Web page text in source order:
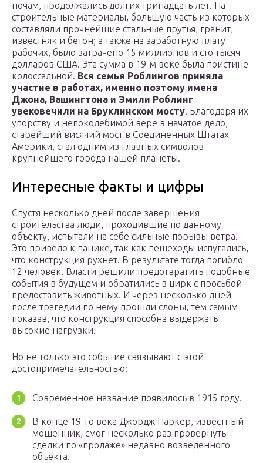
ночам, продолжались долгих тринадцать лет. На
строительные материалы, большую часть из которых
составляли прочнейшие стальные прутья, гранит,
известняк и бетон; а также на заработную плату
рабочих, было затрачено 15 миллионов и сто тысяч
долларов США. Эта сумма в 19-м веке была поистине
колоссальной. Вся семья Роблингов приняла
участие в работах, именно поэтому имена
Джона, Вашингтона и Эмили Роблинг
увековечили на Бруклинском мосту. Благодаря их
упорству и непоколебимой вере в начатое дело,
старейший висячий мост в Соединенных Штатах
Америки, стал одним из главных символов
крупнейшего города нашей планеты.
Интересные факты и цифры
Спустя несколько дней после завершения
строительства люди, проходившие по данному
объекту, испытали на себе сильные порывы ветра.
Это привело к панике, так как пешеходы испугались,
что конструкция рухнет. В результате тогда погибло
12 человек. Власти решили предотвратить подобные
события в будущем и обратились в цирк с просьбой
предоставить животных. И через несколько дней
после трагедии по нему прошли слоны, тем самым
показав, что конструкция способна выдержать
высокие нагрузки.
Но не только это событие связывают с этой
достопримечательностью:
Современное название появилось в 1915 году.
В конце 19-го века Джордж Паркер, известный
мошенник, смог несколько раз провернуть
сделки по «продаже» недавно возведенного
объекта.